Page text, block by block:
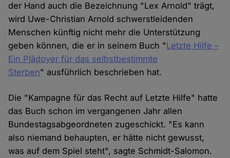
der Hand auch die Bezeichnung "Lex Arnold" trägt,
wird Uwe-Christian Arnold schwerstleidenden
Menschen künftig nicht mehr die Unterstützung
geben können, die er in seinem Buch "Letzte Hilfe –
Ein Plädoyer für das selbstbestimmte
Sterben" ausführlich beschrieben hat.
Die "Kampagne für das Recht auf Letzte Hilfe" hatte
das Buch schon im vergangenen Jahr allen
Bundestagsabgeordneten zugeschickt. "Es kann
also niemand behaupten, er hätte nicht gewusst,
was auf dem Spiel steht", sagte Schmidt-Salomon.